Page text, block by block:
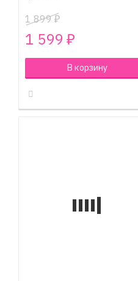
1 899₽
1 599 ₽
В корзину